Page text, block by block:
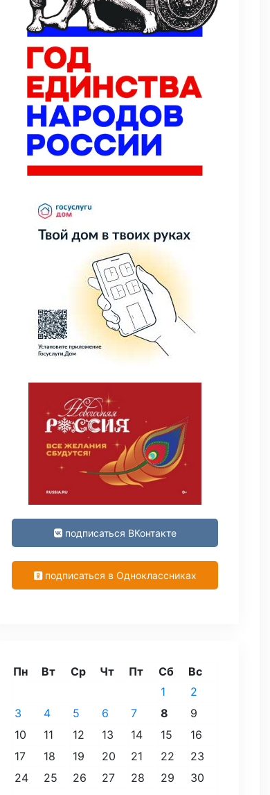
подписаться ВКонтакте
подписаться в Одноклассниках
Пн Вт Ср Чт Пт Сб
Вс
1
2
3
4 5 6 7 8
9
10
11 12 13 14 15
16
17
18 19 20 21 22
23
24
25 26 27 28 29
30